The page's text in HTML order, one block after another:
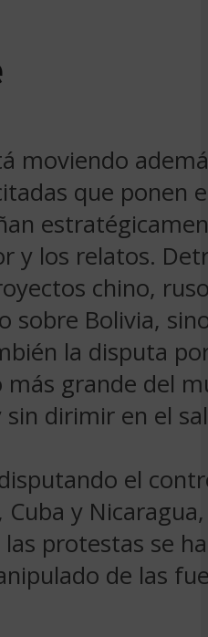
moviendo
que ponen
y los relatos.
chino,
sobre Bolivia,
la disputa
grande del
dirimir en el
el
Cuba y
protestas se
de las